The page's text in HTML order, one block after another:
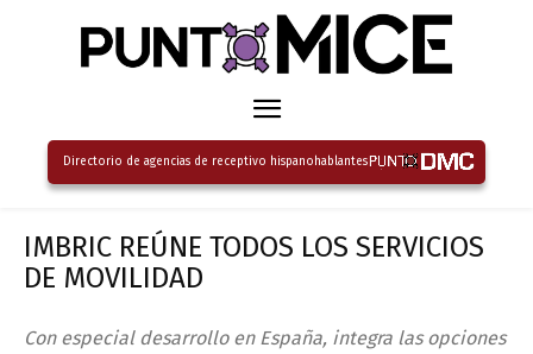
Directorio de agencias de receptivo hispanohablantes
IMBRIC REÚNE TODOS LOS SERVICIOS
DE MOVILIDAD
Con especial desarrollo en España, integra las opciones